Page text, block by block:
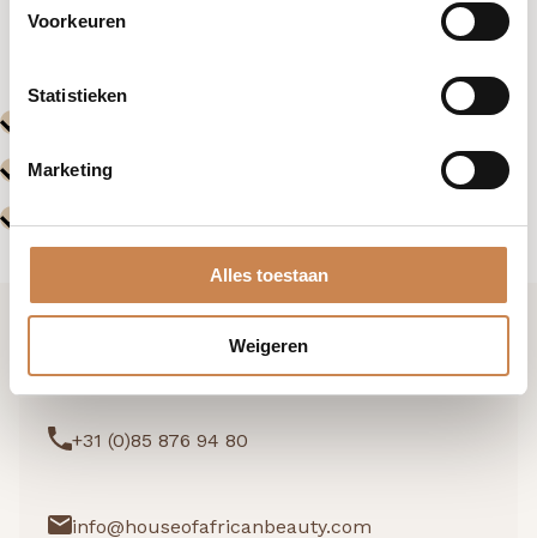
Voorkeuren
Statistieken
Marketing
Alles toestaan
Weigeren
Evenementen
Ik wil graag kennismaken
+31 (0)85 876 94 80
info@houseofafricanbeauty.com